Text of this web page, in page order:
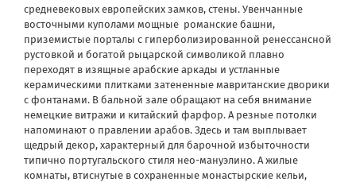
средневековых европейских замков, стены. Увенчанные
восточными куполами мощные романские башни,
приземистые порталы с гиперболизированной ренессансной
рустовкой и богатой рыцарской символикой плавно
переходят в изящные арабские аркады и устланные
керамическими плитками затененные мавританские дворики
с фонтанами. В бальной зале обращают на себя внимание
немецкие витражи и китайский фарфор. А резные потолки
напоминают о правлении арабов. Здесь и там выплывает
щедрый декор, характерный для барочной избыточности
типично португальского стиля нео-мануэлино. А жилые
комнаты, втиснутые в сохраненные монастырские кельи,